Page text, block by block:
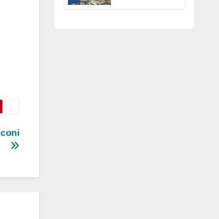
Anguillara